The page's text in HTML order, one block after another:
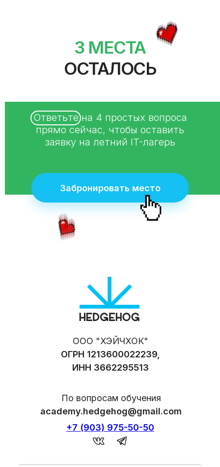
3 МЕСТА
ОСТАЛОСЬ
Забронировать место
Ответьте на 4 простых вопроса
прямо сейчас, чтобы оставить
заявку на летний IT-лагерь
По вопросам обучения
academy.hedgehog@gmail.com
ООО "ХЭЙЧХОК"
ОГРН 1213600022239,
ИНН 3662295513
+7 (903) 975-50-50